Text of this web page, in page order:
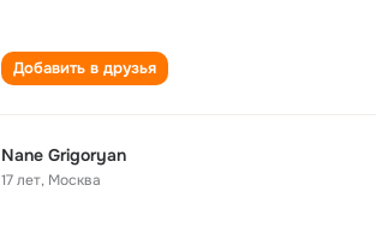
Добавить в друзья
Nane Grigoryan
17 лет, Москва